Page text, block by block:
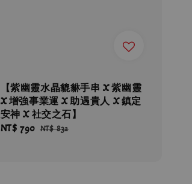
【紫幽靈水晶貔貅手串 X 紫幽靈
X 增強事業運 X 助遇貴人 X 鎮定
安神 X 社交之石】
Sale
NT$ 790 Regular
NT$ 832